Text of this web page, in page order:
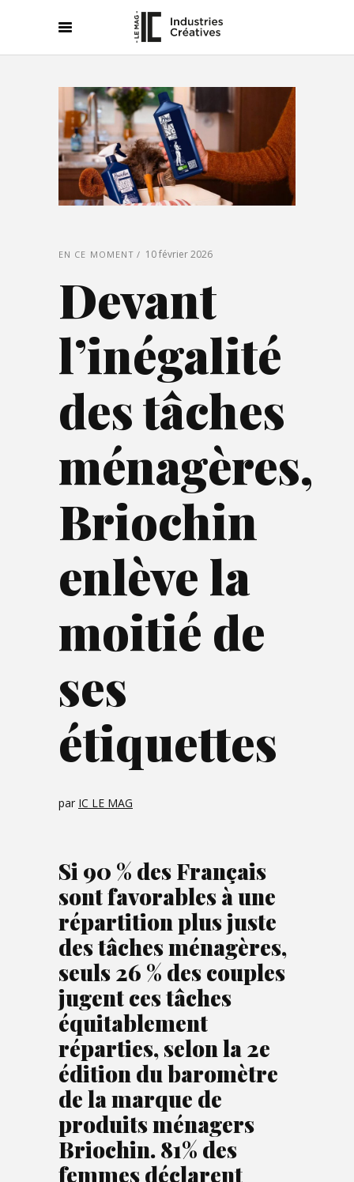
EN CE MOMENT 10 février 2026
Devant
l’inégalité
des tâches
ménagères,
Briochin
enlève la
moitié de
ses
étiquettes
par IC LE MAG
Si 90 % des Français
sont favorables à une
répartition plus juste
des tâches ménagères,
seuls 26 % des couples
jugent ces tâches
équitablement
réparties, selon la 2e
édition du baromètre
de la marque de
produits ménagers
Briochin. 81% des
femmes déclarent